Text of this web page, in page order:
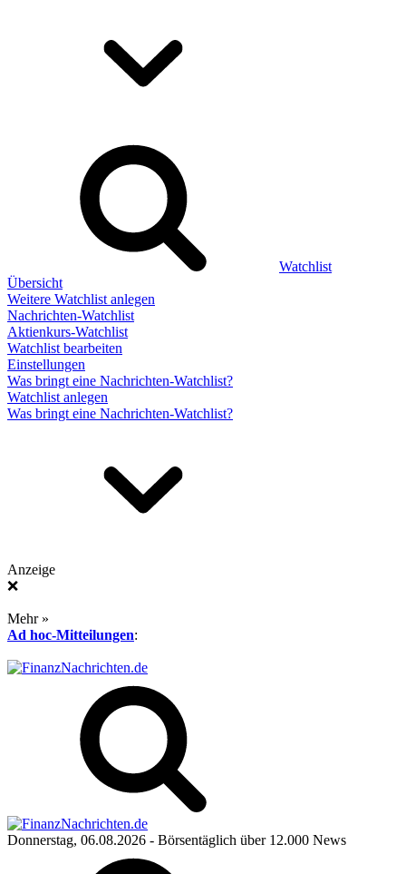
Watchlist
Übersicht
Weitere Watchlist anlegen
Nachrichten-Watchlist
Aktienkurs-Watchlist
Watchlist bearbeiten
Einstellungen
Was bringt eine Nachrichten-Watchlist?
Watchlist anlegen
Was bringt eine Nachrichten-Watchlist?
Anzeige
❌
Mehr »
Ad hoc-Mitteilungen:
Donnerstag, 06.08.2026 - Börsentäglich über 12.000 News